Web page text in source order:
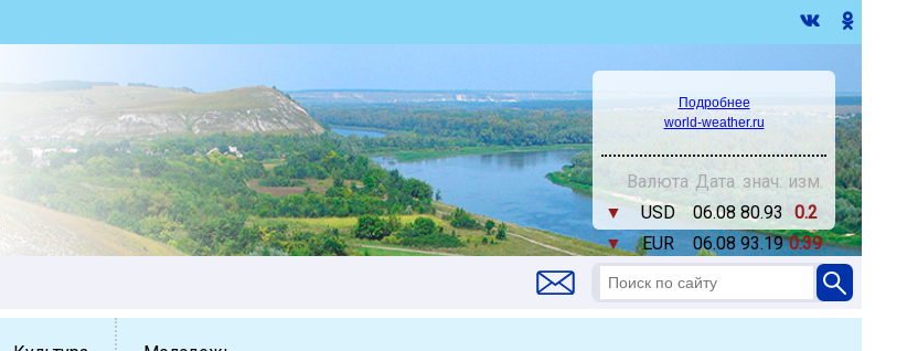
Подробнее
world-weather.ru
Валюта Дата знач. изм.
▼
USD 06.08 80.93 0.2
▼
EUR 06.08 93.19 0.39